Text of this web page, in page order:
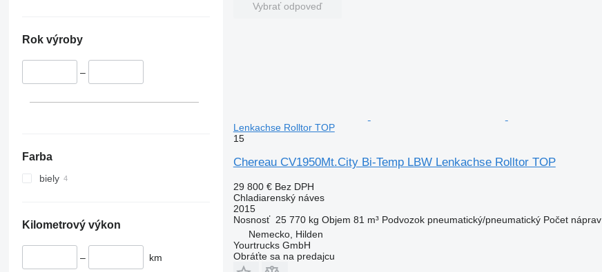
Rok výroby
–
Farba
biely
Kilometrový výkon
– km
Vybrať odpoveď
Lenkachse Rolltor TOP
15
Chereau CV1950Mt.City Bi-Temp LBW Lenkachse Rolltor TOP
29 800 € Bez DPH
Chladiarenský náves
2015
Nosnosť 25 770 kg Objem 81 m³ Podvozok pneumatický/pneumatický Počet náprav
Nemecko, Hilden
Yourtrucks GmbH
Obráťte sa na predajcu